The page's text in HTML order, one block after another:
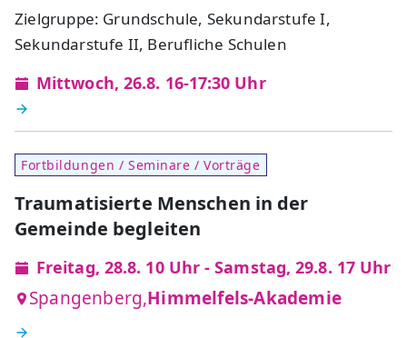
Zielgruppe: Grundschule, Sekundarstufe I,
Sekundarstufe II, Berufliche Schulen
Mittwoch, 26.8. 16-17:30 Uhr
Fortbildungen / Seminare / Vorträge
Traumatisierte Menschen in der
Gemeinde begleiten
Freitag, 28.8. 10 Uhr - Samstag, 29.8. 17 Uhr
Spangenberg,Himmelfels-Akademie